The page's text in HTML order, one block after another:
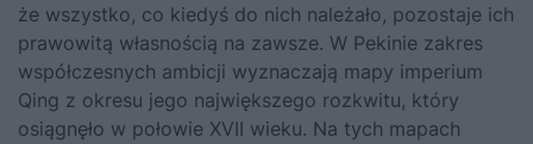
że wszystko, co kiedyś do nich należało, pozostaje ich
prawowitą własnością na zawsze. W Pekinie zakres
współczesnych ambicji wyznaczają mapy imperium
Qing z okresu jego największego rozkwitu, który
osiągnęło w połowie XVII wieku. Na tych mapach